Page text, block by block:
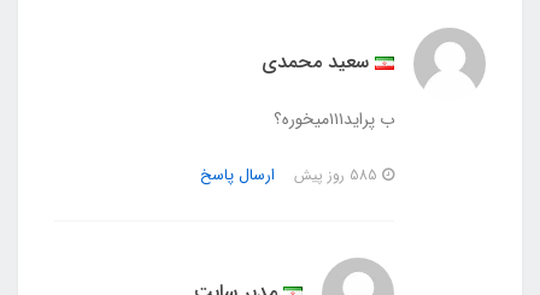
سعید محمدی
ب پراید۱۱۱میخوره؟
ارسال پاسخ